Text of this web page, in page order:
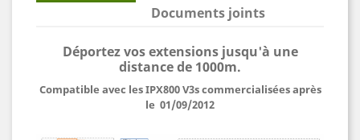
Documents joints
Déportez vos extensions jusqu'à une
distance de 1000m.
Compatible avec les IPX800 V3s commercialisées après
le 01/09/2012